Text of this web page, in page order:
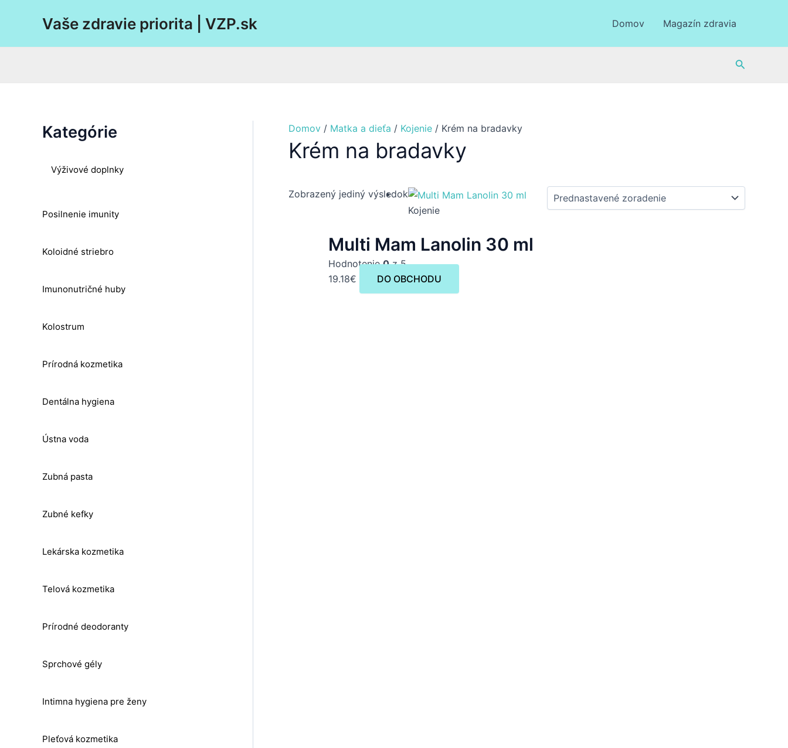
Vaše zdravie priorita | VZP.sk Domov Magazín zdravia
Hľadať
Kategórie
Výživové doplnky
Posilnenie imunity
Koloidné striebro
Imunonutričné huby
Kolostrum
Prírodná kozmetika
Dentálna hygiena
Ústna voda
Zubná pasta
Zubné kefky
Lekárska kozmetika
Telová kozmetika
Prírodné deodoranty
Sprchové gély
Intimna hygiena pre ženy
Pleťová kozmetika
Domov / Matka a dieťa / Kojenie / Krém na bradavky
Krém na bradavky
Zobrazený jediný výsledok
Kojenie
Multi Mam Lanolin 30 ml
Hodnotenie0z 5
19.18€ DO OBCHODU